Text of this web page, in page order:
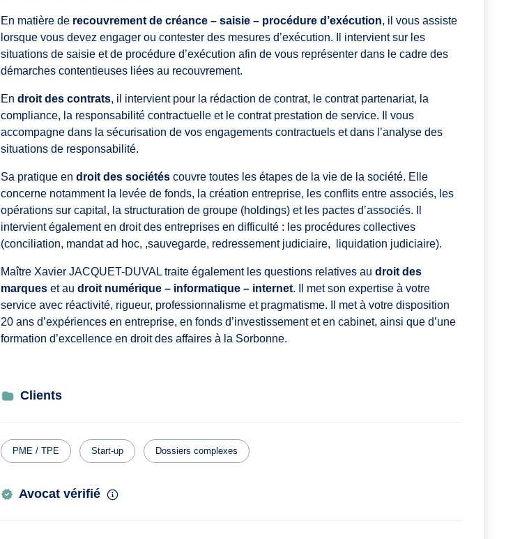
En matière de recouvrement de créance – saisie – procédure d’exécution, il vous assiste
lorsque vous devez engager ou contester des mesures d’exécution. Il intervient sur les
situations de saisie et de procédure d’exécution afin de vous représenter dans le cadre des
démarches contentieuses liées au recouvrement.
En droit des contrats, il intervient pour la rédaction de contrat, le contrat partenariat, la
compliance, la responsabilité contractuelle et le contrat prestation de service. Il vous
accompagne dans la sécurisation de vos engagements contractuels et dans l’analyse des
situations de responsabilité.
Sa pratique en droit des sociétés couvre toutes les étapes de la vie de la société. Elle
concerne notamment la levée de fonds, la création entreprise, les conflits entre associés, les
opérations sur capital, la structuration de groupe (holdings) et les pactes d’associés. Il
intervient également en droit des entreprises en difficulté : les procédures collectives
(conciliation, mandat ad hoc, ,sauvegarde, redressement judiciaire, liquidation judiciaire).
Maître Xavier JACQUET-DUVAL traite également les questions relatives au droit des
marques et au droit numérique – informatique – internet. Il met son expertise à votre
service avec réactivité, rigueur, professionnalisme et pragmatisme. Il met à votre disposition
20 ans d’expériences en entreprise, en fonds d’investissement et en cabinet, ainsi que d’une
formation d’excellence en droit des affaires à la Sorbonne.
Clients
PME / TPE Start-up Dossiers complexes
Avocat vérifié